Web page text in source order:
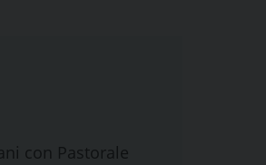
con Pastorale